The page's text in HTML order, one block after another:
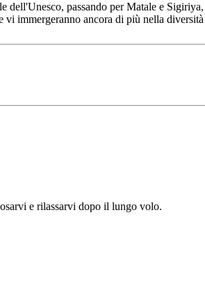
dell'Unesco, passando per Matale e
immergeranno ancora di più nella diversità
e rilassarvi dopo il lungo volo.